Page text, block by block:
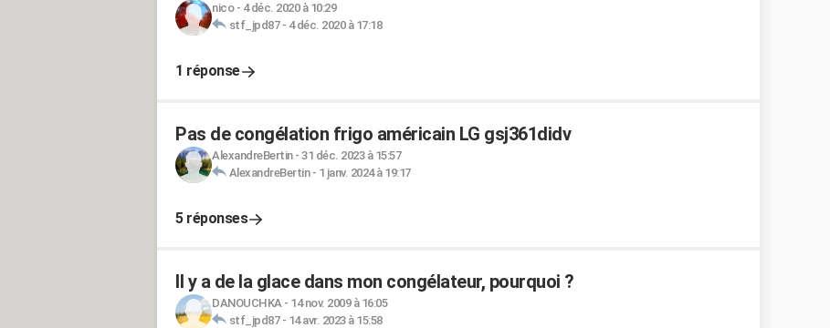
nico- 4 déc. 2020 à 10:29
stf_jpd87- 4 déc. 2020 à 17:18
1 réponse
Pas de congélation frigo américain LG gsj361didv
AlexandreBertin- 31 déc. 2023 à 15:57
AlexandreBertin- 1 janv. 2024 à 19:17
5 réponses
Il y a de la glace dans mon congélateur, pourquoi ?
DANOUCHKA- 14 nov. 2009 à 16:05
stf_jpd87- 14 avr. 2023 à 15:58